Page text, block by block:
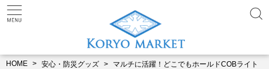
HOME 安心・防災グッズ マルチに活躍！どこでもホールドCOBライト